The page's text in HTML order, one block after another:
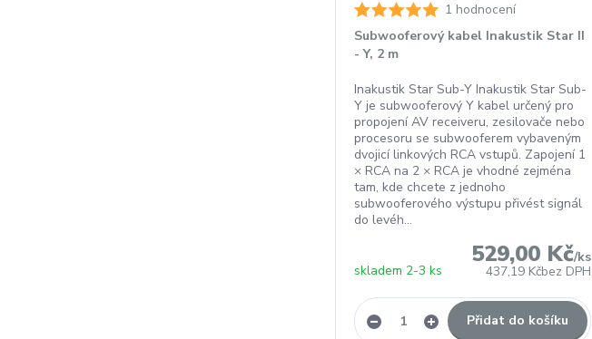
1 hodnocení
Subwooferový kabel Inakustik Star II
- Y, 2 m
Inakustik Star Sub-Y Inakustik Star Sub-
Y je subwooferový Y kabel určený pro
propojení AV receiveru, zesilovače nebo
procesoru se subwooferem vybaveným
dvojicí linkových RCA vstupů. Zapojení 1
× RCA na 2 × RCA je vhodné zejména
tam, kde chcete z jednoho
subwooferového výstupu přivést signál
do levéh...
529,00 Kč/ks
437,19 Kčbez DPH
skladem 2-3 ks
Přidat do košíku